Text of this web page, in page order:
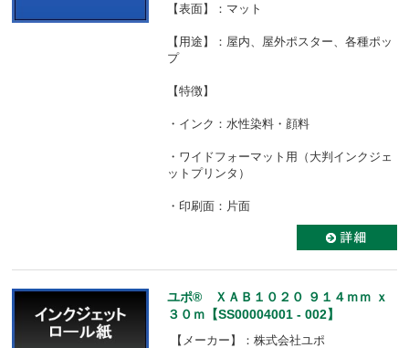
【表面】：マット
【用途】：屋内、屋外ポスター、各種ポッ
プ
【特徴】
・インク：水性染料・顔料
・ワイドフォーマット用（大判インクジェ
ットプリンタ）
・印刷面：片面
ユポ® ＸＡＢ１０２０ ９１４ｍｍ ｘ
３０ｍ【SS00004001 - 002】
【メーカー】：株式会社ユポ